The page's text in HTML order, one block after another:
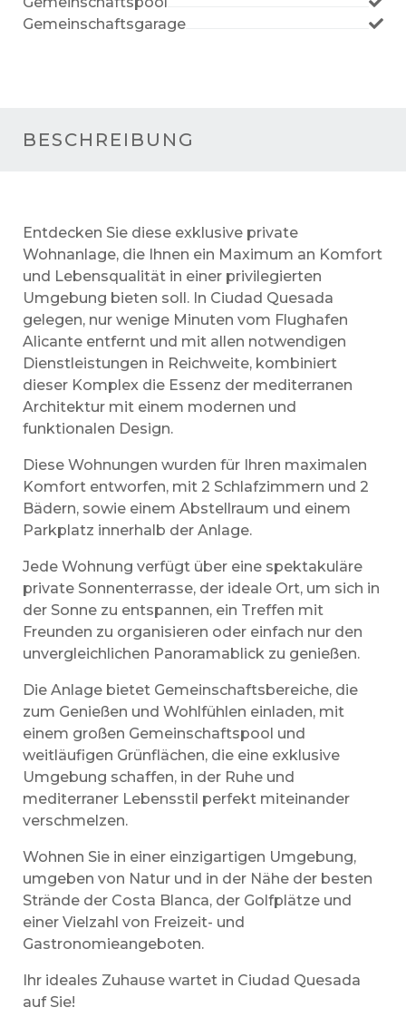
Gemeinschaftsgarage
BESCHREIBUNG
Entdecken Sie diese exklusive private
Wohnanlage, die Ihnen ein Maximum an Komfort
und Lebensqualität in einer privilegierten
Umgebung bieten soll. In Ciudad Quesada
gelegen, nur wenige Minuten vom Flughafen
Alicante entfernt und mit allen notwendigen
Dienstleistungen in Reichweite, kombiniert
dieser Komplex die Essenz der mediterranen
Architektur mit einem modernen und
funktionalen Design.
Diese Wohnungen wurden für Ihren maximalen
Komfort entworfen, mit 2 Schlafzimmern und 2
Bädern, sowie einem Abstellraum und einem
Parkplatz innerhalb der Anlage.
Jede Wohnung verfügt über eine spektakuläre
private Sonnenterrasse, der ideale Ort, um sich in
der Sonne zu entspannen, ein Treffen mit
Freunden zu organisieren oder einfach nur den
unvergleichlichen Panoramablick zu genießen.
Die Anlage bietet Gemeinschaftsbereiche, die
zum Genießen und Wohlfühlen einladen, mit
einem großen Gemeinschaftspool und
weitläufigen Grünflächen, die eine exklusive
Umgebung schaffen, in der Ruhe und
mediterraner Lebensstil perfekt miteinander
verschmelzen.
Wohnen Sie in einer einzigartigen Umgebung,
umgeben von Natur und in der Nähe der besten
Strände der Costa Blanca, der Golfplätze und
einer Vielzahl von Freizeit- und
Gastronomieangeboten.
Ihr ideales Zuhause wartet in Ciudad Quesada
auf Sie!